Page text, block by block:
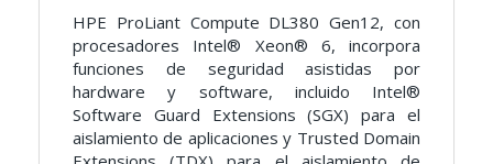
HPE ProLiant Compute DL380 Gen12, con
procesadores Intel® Xeon® 6, incorpora
funciones de seguridad asistidas por
hardware y software, incluido Intel®
Software Guard Extensions (SGX) para el
aislamiento de aplicaciones y Trusted Domain